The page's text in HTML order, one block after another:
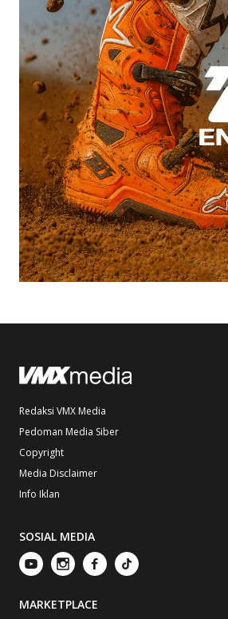
Redaksi VMX Media
Pedoman Media Siber
Copyright
Media Disclaimer
Info Iklan
SOSIAL MEDIA
MARKETPLACE